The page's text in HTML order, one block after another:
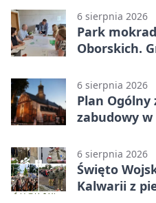
6 sierpnia 2026
Park
Oborskich.
6 sierpnia 2026
Plan Ogólny
zabudowy
6 sierpnia 2026
Święto
Kalwarii z